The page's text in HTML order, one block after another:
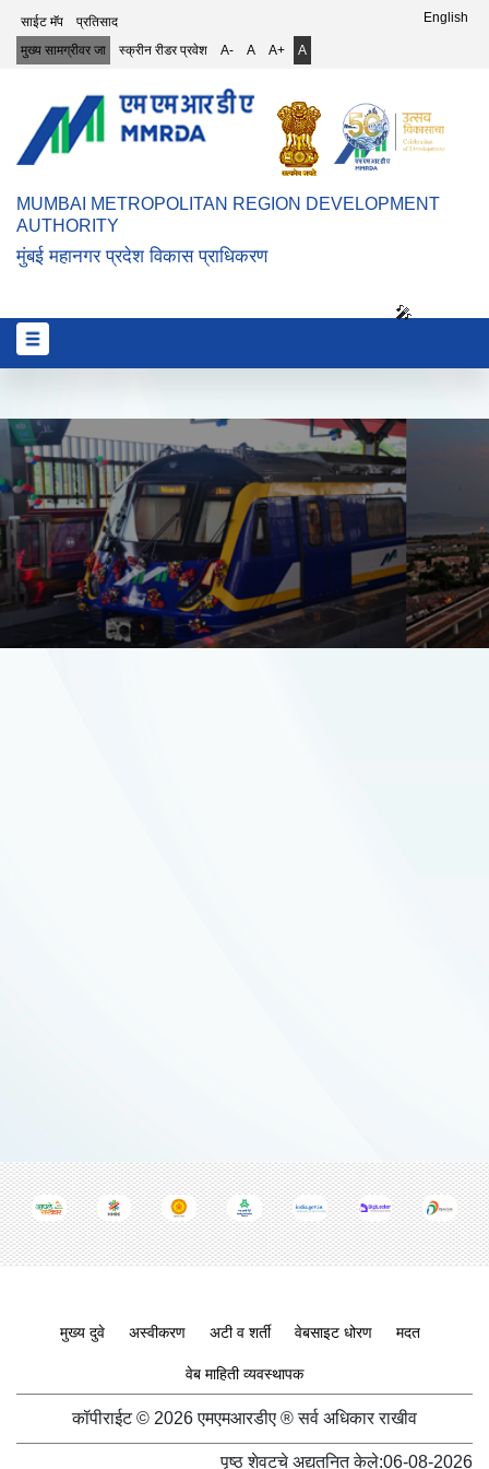
Top Header Menu
साईट मॅप
प्रतिसाद
मुख्य सामग्रीवर जा
स्क्रीन रीडर प्रवेश A- A A+ A
English
MUMBAI METROPOLITAN REGION DEVELOPMENT
AUTHORITY
मुंबई महानगर प्रदेश विकास प्राधिकरण
🎤
Footer menu
मुख्य दुवे अस्वीकरण अटी व शर्ती वेबसाइट धोरण मदत
वेब माहिती व्यवस्थापक
कॉपीराईट © 2026 एमएमआरडीए ® सर्व अधिकार राखीव
पृष्ठ शेवटचे अद्यतनित केले:06-08-2026